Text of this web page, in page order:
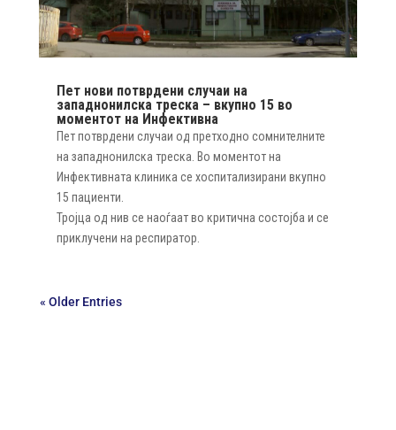
Пет нови потврдени случаи на
западнонилска треска – вкупно 15 во
моментот на Инфективна
Пет потврдени случаи од претходно сомнителните
на западнонилска треска. Во моментот на
Инфективната клиника се хоспитализирани вкупно
15 пациенти.
Тројца од нив се наоѓаат во критична состојба и се
приклучени на респиратор.
« Older Entries